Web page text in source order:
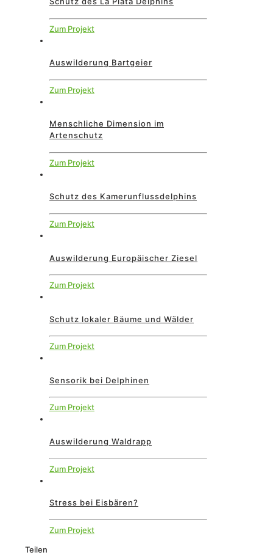
Zum Projekt
Auswilderung Bartgeier
Zum Projekt
Menschliche Dimension im
Artenschutz
Zum Projekt
Schutz des Kamerunflussdelphins
Zum Projekt
Auswilderung Europäischer Ziesel
Zum Projekt
Schutz lokaler Bäume und Wälder
Zum Projekt
Sensorik bei Delphinen
Zum Projekt
Auswilderung Waldrapp
Zum Projekt
Stress bei Eisbären?
Zum Projekt
Teilen